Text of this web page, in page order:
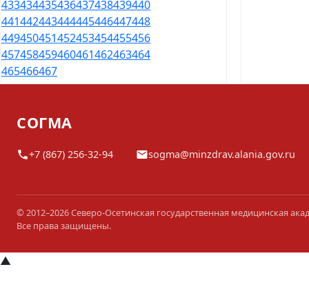
433434435436437438439440
441442443444445446447448
449450451452453454455456
457458459460461462463464
465466467
СОГМА
+7 (867) 256-32-94 sogma@minzdrav.alania.gov.ru
© 2012–2026 Северо-Осетинская государственная медицинская
Все права защищены.
▲